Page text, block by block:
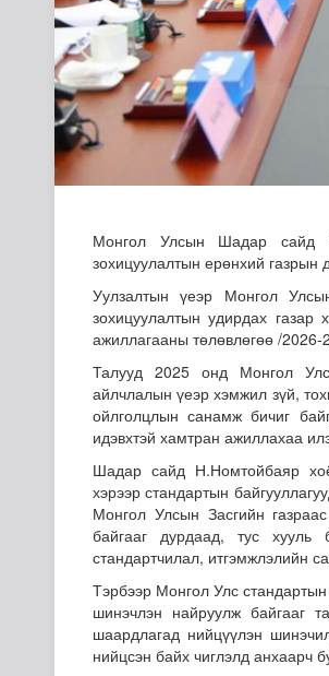
Цэцэрлэгийн цахим бүртгэл
Монгол Улсын Шадар сайд
зохицуулалтын ерөнхий газрын
Уулзалтын үеэр Монгол
зохицуулалтын удирдах
ажиллагааны төлөвлөгөө /2026-
Талууд 2025 онд Монгол
айлчлалын үеэр хэмжил зүй,
ойлголцлын санамж бичиг
идэвхтэй хамтран ажиллахаа
Шадар сайд Н.Номтойбаяр
хэрээр стандартын
Монгол Улсын Засгийн
байгааг дурдаад, тус хууль
стандартчилал, итгэмжлэлийн
Тэрбээр Монгол Улс
шинэчлэн найруулж байгааг
шаардлагад нийцүүлэн
нийцсэн байх чиглэлд анхаарч